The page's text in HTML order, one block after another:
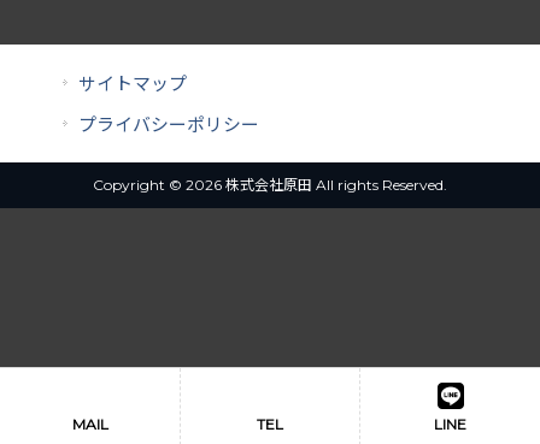
サイトマップ
プライバシーポリシー
Copyright © 2026 株式会社原田 All rights Reserved.
MAIL TEL LINE